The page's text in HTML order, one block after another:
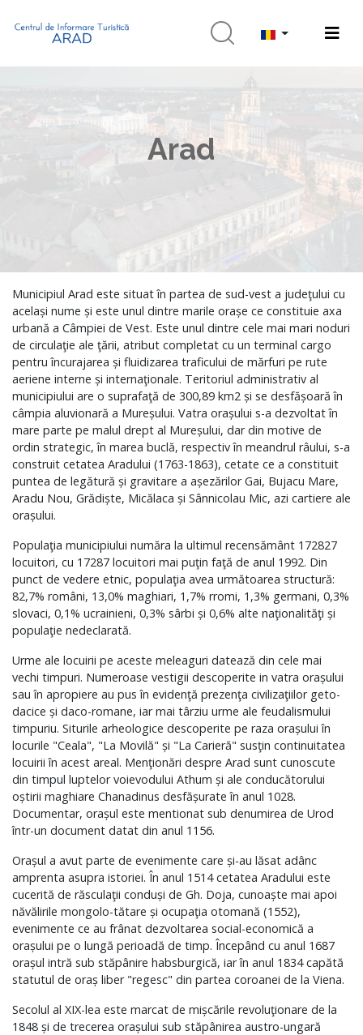
Arad
Municipiul Arad este situat în partea de sud-vest a judeţului cu
același nume și este unul dintre marile orașe ce constituie axa
urbană a Câmpiei de Vest. Este unul dintre cele mai mari noduri
de circulaţie ale ţării, atribut completat cu un terminal cargo
pentru încurajarea și fluidizarea traficului de mărfuri pe rute
aeriene interne și internaţionale. Teritoriul administrativ al
municipiului are o suprafaţă de 300,89 km2 și se desfășoară în
câmpia aluvionară a Mureșului. Vatra orașului s-a dezvoltat în
mare parte pe malul drept al Mureșului, dar din motive de
ordin strategic, în marea buclă, respectiv în meandrul râului, s-a
construit cetatea Aradului (1763-1863), cetate ce a constituit
puntea de legătură și gravitare a așezărilor Gai, Bujacu Mare,
Aradu Nou, Grădiște, Micălaca și Sânnicolau Mic, azi cartiere ale
orașului.
Populaţia municipiului număra la ultimul recensământ 172827
locuitori, cu 17287 locuitori mai puţin faţă de anul 1992. Din
punct de vedere etnic, populaţia avea următoarea structură:
82,7% români, 13,0% maghiari, 1,7% rromi, 1,3% germani, 0,3%
slovaci, 0,1% ucrainieni, 0,3% sârbi și 0,6% alte naţionalităţi și
populaţie nedeclarată.
Urme ale locuirii pe aceste meleaguri datează din cele mai
vechi timpuri. Numeroase vestigii descoperite in vatra orașului
sau în apropiere au pus în evidenţă prezenţa civilizaţiilor geto-
dacice și daco-romane, iar mai târziu urme ale feudalismului
timpuriu. Siturile arheologice descoperite pe raza orașului în
locurile "Ceala", "La Movilă" și "La Carieră" susţin continuitatea
locuirii în acest areal. Menţionări despre Arad sunt cunoscute
din timpul luptelor voievodului Athum și ale conducătorului
oștirii maghiare Chanadinus desfășurate în anul 1028.
Documentar, orașul este mentionat sub denumirea de Urod
într-un document datat din anul 1156.
Orașul a avut parte de evenimente care și-au lăsat adânc
amprenta asupra istoriei. În anul 1514 cetatea Aradului este
cucerită de răsculaţii conduși de Gh. Doja, cunoaște mai apoi
năvălirile mongolo-tătare și ocupaţia otomană (1552),
evenimente ce au frânat dezvoltarea social-economică a
orașului pe o lungă perioadă de timp. Începând cu anul 1687
orașul intră sub stăpânire habsburgică, iar în anul 1834 capătă
statutul de oraș liber "regesc" din partea coroanei de la Viena.
Secolul al XIX-lea este marcat de mișcările revoluţionare de la
1848 și de trecerea orașului sub stăpânirea austro-ungară